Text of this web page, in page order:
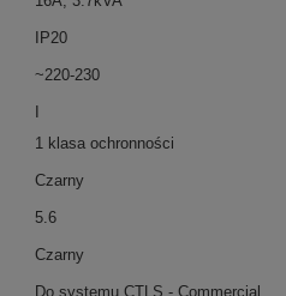
IP20
~220-230
1 klasa ochronności
Czarny
5.6
Czarny
Do systemu CTLS - Commercial